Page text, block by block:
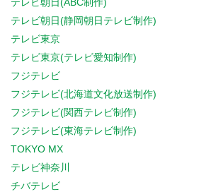
テレビ朝日(静岡朝日テレビ制作)
テレビ東京
テレビ東京(テレビ愛知制作)
フジテレビ
フジテレビ(北海道文化放送制作)
フジテレビ(関西テレビ制作)
フジテレビ(東海テレビ制作)
TOKYO MX
テレビ神奈川
チバテレビ